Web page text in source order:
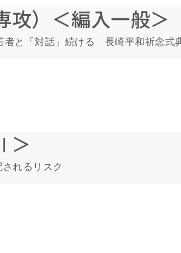
攻）＜編入一般＞
と「対話」続ける 長崎平和祈念式
＞
れるリスク